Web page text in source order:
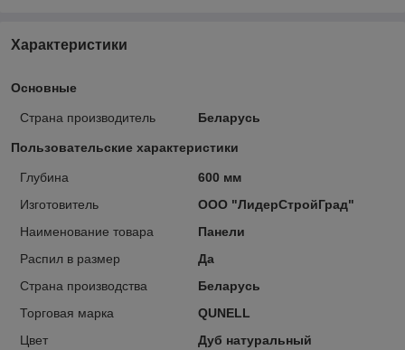
Характеристики
Основные
Страна производитель Беларусь
Пользовательские характеристики
Глубина
600 мм
Изготовитель
ООО "ЛидерСтройГрад"
Наименование товара
Панели
Распил в размер
Да
Страна производства
Беларусь
Торговая марка
QUNELL
Цвет
Дуб натуральный